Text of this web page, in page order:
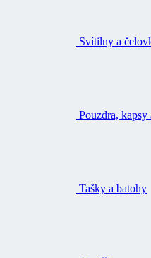
Svítilny a
Pouzdra, kapsy
Tašky a batohy